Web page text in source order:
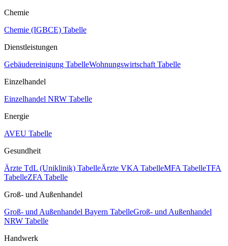
Chemie
Chemie (IGBCE) Tabelle
Dienstleistungen
Gebäudereinigung TabelleWohnungswirtschaft Tabelle
Einzelhandel
Einzelhandel NRW Tabelle
Energie
AVEU Tabelle
Gesundheit
Ärzte TdL (Uniklinik) TabelleÄrzte VKA TabelleMFA TabelleTFA
TabelleZFA Tabelle
Groß- und Außenhandel
Groß- und Außenhandel Bayern TabelleGroß- und Außenhandel
NRW Tabelle
Handwerk